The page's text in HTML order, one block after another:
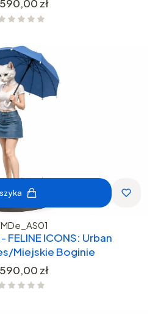
590,00 zł
FELINE ICONS: Urban
Miejskie Boginie
590,00 zł